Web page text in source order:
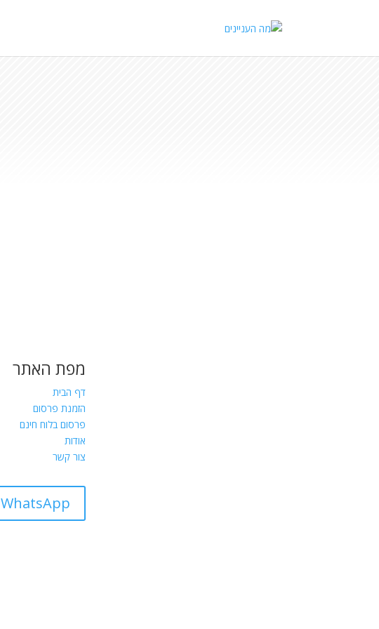
מפת האתר
דף הבית
הזמנת פרסום
פרסום בלוח חינם
אודות
צור קשר
WhatsApp